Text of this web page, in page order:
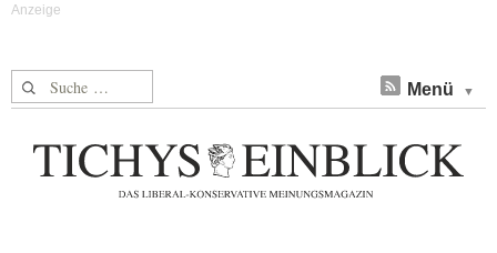
Suche nach: Menü